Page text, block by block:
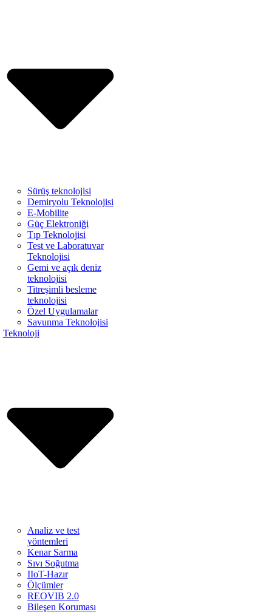
Sürüş teknolojisi
Demiryolu Teknolojisi
E-Mobilite
Güç Elektroniği
Tıp Teknolojisi
Test ve Laboratuvar
Teknolojisi
Gemi ve açık deniz
teknolojisi
Titreşimli besleme
teknolojisi
Özel Uygulamalar
Savunma Teknolojisi
Teknoloji
Analiz ve test
yöntemleri
Kenar Sarma
Sıvı Soğutma
IIoT-Hazır
Ölçümler
REOVIB 2.0
Bileşen Koruması